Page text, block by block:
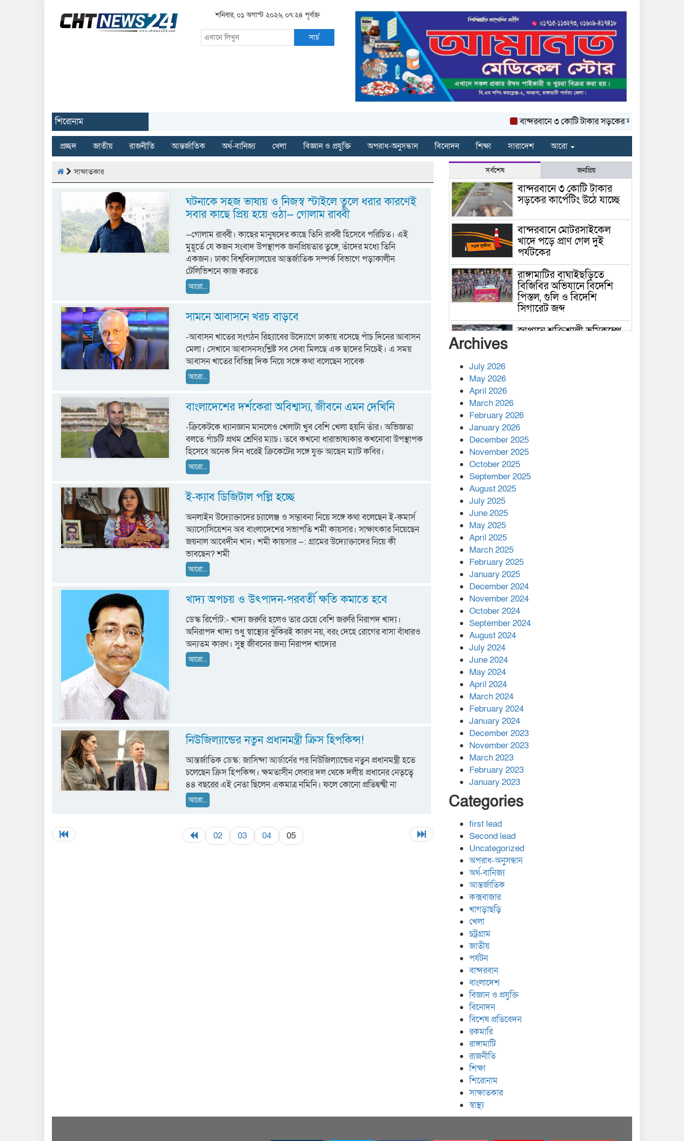
শনিবার, ০১ অগাস্ট ২০২৬, ০৭:২৪ পূর্বাহ্ন
সার্চ
শিরোনাম বান্দরবানে ৩ কোটি টাকার সড়কের কার্পেটিং উঠে যাচ্ছে
প্রচ্ছদ জাতীয় রাজনীতি আন্তর্জাতিক অর্থ-বানিজ্য খেলা বিজ্ঞান ও প্রযুক্তি অপরাধ-অনুসন্ধান বিনোদন শিক্ষা সারাদেশ আরো
সাক্ষাতকার
ঘটনাকে সহজ ভাষায় ও নিজস্ব স্টাইলে তুলে ধরার কারণেই
সবার কাছে প্রিয় হয়ে ওঠা— গোলাম রাব্বী
—গোলাম রাব্বী। কাছের মানুষদের কাছে তিনি রাব্বী হিসেবে পরিচিত। এই
মুহূর্তে যে কজন সংবাদ উপস্থাপক জনপ্রিয়তার তুঙ্গে, তাঁদের মধ্যে তিনি
একজন। ঢাকা বিশ্ববিদ্যালয়ের আন্তর্জাতিক সম্পর্ক বিভাগে পড়াকালীন
টেলিভিশনে কাজ করতে
আরো...
সামনে আবাসনে খরচ বাড়বে
-আবাসন খাতের সংগঠন রিহ্যাবের উদ্যোগে ঢাকায় বসেছে পাঁচ দিনের আবাসন
মেলা। সেখানে আবাসনসংশ্লিষ্ট সব সেবা মিলছে এক ছাদের নিচেই। এ সময়
আবাসন খাতের বিভিন্ন দিক নিয়ে সঙ্গে কথা বলেছেন সাবেক
আরো...
বাংলাদেশের দর্শকেরা অবিশ্বাস্য, জীবনে এমন দেখিনি
-ক্রিকেটকে ধ্যানজ্ঞান মানলেও খেলাটা খুব বেশি খেলা হয়নি তাঁর। অভিজ্ঞতা
বলতে পাঁচটি প্রথম শ্রেণির ম্যাচ। তবে কখনো ধারাভাষ্যকার কখনোবা উপস্থাপক
হিসেবে অনেক দিন ধরেই ক্রিকেটের সঙ্গে যুক্ত আছেন ম্যাট কবির।
আরো...
ই-ক্যাব ডিজিটাল পল্লি হচ্ছে
অনলাইন উদ্যোক্তাদের চ্যালেঞ্জ ও সম্ভাবনা নিয়ে সঙ্গে কথা বলেছেন ই-কমার্স
অ্যাসোসিয়েশন অব বাংলাদেশের সভাপতি শমী কায়সার। সাক্ষাৎকার নিয়েছেন
জয়নাল আবেদীন খান। শমী কায়সার —: গ্রামের উদ্যোক্তাদের নিয়ে কী
ভাবছেন? শমী
আরো...
খাদ্য অপচয় ও উৎপাদন-পরবর্তী ক্ষতি কমাতে হবে
ডেস্ক রির্পোট:- খাদ্য জরুরি হলেও তার চেয়ে বেশি জরুরি নিরাপদ খাদ্য।
অনিরাপদ খাদ্য শুধু স্বাস্থ্যের ঝুঁকিরই কারণ নয়, বরং দেহে রোগের বাসা বাঁধারও
অন্যতম কারণ। সুস্থ জীবনের জন্য নিরাপদ খাদ্যের
আরো...
নিউজিল্যান্ডের নতুন প্রধানমন্ত্রী ক্রিস হিপকিন্স!
আন্তর্জাতিক ডেস্ক: জাসিন্দা আর্ডার্নের পর নিউজিল্যান্ডের নতুন প্রধানমন্ত্রী হতে
চলেছেন ক্রিস হিপকিন্স। ক্ষমতাসীন লেবার দল থেকে দলীয় প্রধানের নেতৃত্বে
৪৪ বছরের এই নেতা ছিলেন একমাত্র নমিনি। ফলে কোনো প্রতিদ্বন্দ্বী না
আরো...
02 03 04 05
সর্বশেষ জনপ্রিয়
বান্দরবানে ৩ কোটি টাকার
সড়কের কার্পেটিং উঠে যাচ্ছে
বান্দরবানে মোটরসাইকেল
খাদে পড়ে প্রাণ গেল দুই
পর্যটকের
রাঙ্গামাটির বাঘাইছড়িতে
বিজিবির অভিযানে বিদেশি
পিস্তল, গুলি ও বিদেশি
সিগারেট জব্দ
জাপানে শক্তিশালী ভূমিকম্পে
কাপ্তাই প্রেস ক্লাবের সভাপতি
মাহফুজ, সম্পাদক রিপন মারমা
নির্বাচিত
মালয়েশিয়ার প্রধানমন্ত্রীকে চিঠি
দেয়ার পর ফোন তারেক
রহমানের,গ্যাস সঙ্কট
মোকাবিলায় সহায়তার আশ্বাস
এক বিলিয়ন ডলার বিনিয়োগ
হবে আনোয়ারায়
বান্দরবানে বন্যায় ক্ষতিগ্রস্তদের
মাঝে সহায়তা দিলেন সাচিং প্রু
জেরী
Archives
July 2026
May 2026
April 2026
March 2026
February 2026
January 2026
December 2025
November 2025
October 2025
September 2025
August 2025
July 2025
June 2025
May 2025
April 2025
March 2025
February 2025
January 2025
December 2024
November 2024
October 2024
September 2024
August 2024
July 2024
June 2024
May 2024
April 2024
March 2024
February 2024
January 2024
December 2023
November 2023
March 2023
February 2023
January 2023
Categories
first lead
Second lead
Uncategorized
অপরাধ-অনুসন্ধান
অর্থ-বানিজ্য
আন্তর্জাতিক
কক্সবাজার
খাগড়াছড়ি
খেলা
চট্রগ্রাম
জাতীয়
পর্যটন
বান্দরবান
বাংলাদেশ
বিজ্ঞান ও প্রযুক্তি
বিনোদন
বিশেষ প্রতিবেদন
রকমারি
রাঙ্গামাটি
রাজনীতি
শিক্ষা
শিরোনাম
সাক্ষাতকার
স্বাস্থ্য